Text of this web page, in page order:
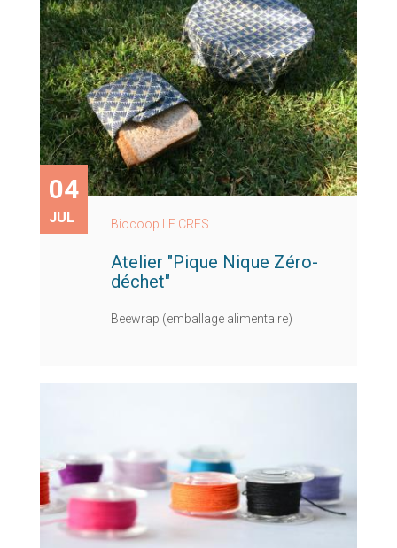
04
JUL Biocoop LE CRES
Atelier "Pique Nique Zéro-
déchet"
Beewrap (emballage alimentaire)